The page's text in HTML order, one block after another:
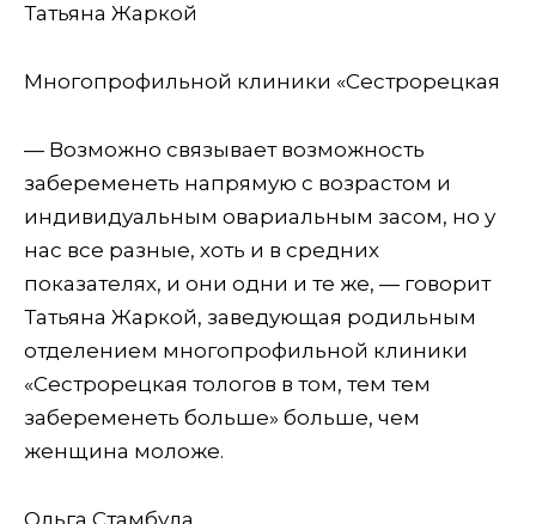
Татьяна Жаркой
Многопрофильной клиники «Сестрорецкая
— Возможно связывает возможность
забеременеть напрямую с возрастом и
индивидуальным овариальным засом, но у
нас все разные, хоть и в средних
показателях, и они одни и те же, — говорит
Татьяна Жаркой, заведующая родильным
отделением многопрофильной клиники
«Сестрорецкая тологов в том, тем тем
забеременеть больше» больше, чем
женщина моложе.